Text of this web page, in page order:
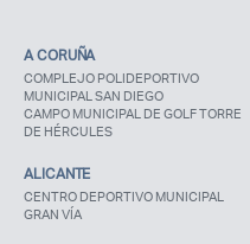
A CORUÑA
COMPLEJO POLIDEPORTIVO
MUNICIPAL SAN DIEGO
CAMPO MUNICIPAL DE GOLF TORRE
DE HÉRCULES
ALICANTE
CENTRO DEPORTIVO MUNICIPAL
GRAN VÍA